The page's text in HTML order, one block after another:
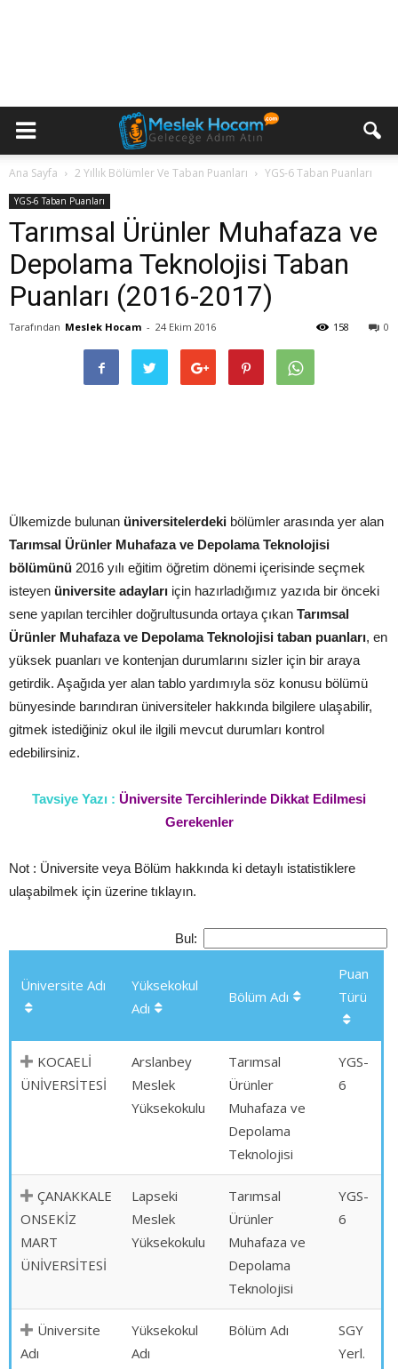
Ana Sayfa 2 Yıllık Bölümler Ve Taban Puanları YGS-6 Taban Puanları
YGS-6 Taban Puanları
Tarımsal Ürünler Muhafaza ve
Depolama Teknolojisi Taban
Puanları (2016-2017)
Tarafından Meslek Hocam - 24 Ekim 2016 0
158
Ülkemizde bulunan üniversitelerdeki bölümler arasında yer alan
Tarımsal Ürünler Muhafaza ve Depolama Teknolojisi
bölümünü 2016 yılı eğitim öğretim dönemi içerisinde seçmek
isteyen üniversite adayları için hazırladığımız yazıda bir önceki
sene yapılan tercihler doğrultusunda ortaya çıkan Tarımsal
Ürünler Muhafaza ve Depolama Teknolojisi taban puanları, en
yüksek puanları ve kontenjan durumlarını sizler için bir araya
getirdik. Aşağıda yer alan tablo yardımıyla söz konusu bölümü
bünyesinde barındıran üniversiteler hakkında bilgilere ulaşabilir,
gitmek istediğiniz okul ile ilgili mevcut durumları kontrol
edebilirsiniz.
Tavsiye Yazı : Üniversite Tercihlerinde Dikkat Edilmesi
Gerekenler
Not : Üniversite veya Bölüm hakkında ki detaylı istatistiklere
ulaşabilmek için üzerine tıklayın.
Bul:
Üniversite Adı
Yüksekokul
Adı
Bölüm Adı
Puan
Türü
KOCAELİ
ÜNİVERSİTESİ
Arslanbey
Meslek
Yüksekokulu
Tarımsal
Ürünler
Muhafaza ve
Depolama
Teknolojisi
YGS-
6
ÇANAKKALE
ONSEKİZ
MART
ÜNİVERSİTESİ
Lapseki
Meslek
Yüksekokulu
Tarımsal
Ürünler
Muhafaza ve
Depolama
Teknolojisi
YGS-
6
Üniversite
Adı
Yüksekokul
Adı
Bölüm Adı
SGY
Yerl.